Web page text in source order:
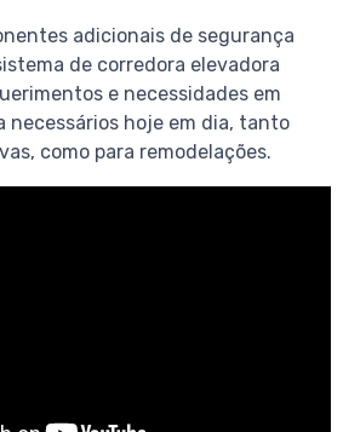
adicionais de segurança
de corredora elevadora
e necessidades em
necessários hoje em dia, tanto
como para remodelações.